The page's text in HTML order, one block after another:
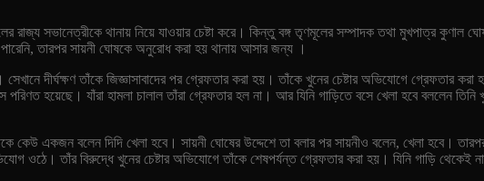
রাজ্য সভানেত্রীকে থানায় নিয়ে যাওয়ার চেষ্টা করে। কিন্তু বঙ্গ তৃণমূলের সম্পাদক তথা মুখপাত্র কুণাল
তারপর সায়নী ঘোষকে অনুরোধ করা হয় থানায় আসার জন্য ।
দীর্ঘক্ষণ তাঁকে জিজ্ঞাসাবাদের পর গ্রেফতার করা হয়। তাঁকে খুনের চেষ্টার অভিযোগে গ্রেফতার
হয়েছে। যাঁরা হামলা চালাল তাঁরা গ্রেফতার হল না। আর যিনি গাড়িতে বসে খেলা হবে বললেন
কেউ একজন বলেন দিদি খেলা হবে। সায়নী ঘোষের উদ্দেশে তা বলার পর সায়নীও বলেন, খেলা হবে।
ওঠে। তাঁর বিরুদ্ধে খুনের চেষ্টার অভিযোগে তাঁকে শেষপর্যন্ত গ্রেফতার করা হয়। যিনি গাড়ি থেকেই